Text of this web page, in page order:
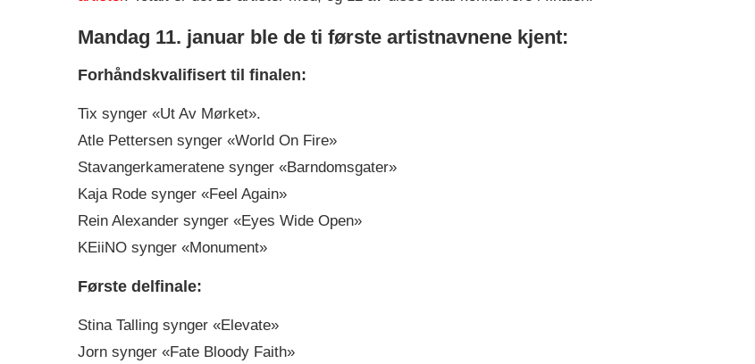
Mandag 11. januar ble de ti første artistnavnene kjent:
Forhåndskvalifisert til finalen:
Tix synger «Ut Av Mørket».
Atle Pettersen synger «World On Fire»
Stavangerkameratene synger «Barndomsgater»
Kaja Rode synger «Feel Again»
Rein Alexander synger «Eyes Wide Open»
KEiiNO synger «Monument»
Første delfinale:
Stina Talling synger «Elevate»
Jorn synger «Fate Bloody Faith»